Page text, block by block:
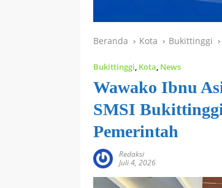
Beranda Kota Bukittinggi
Bukittinggi, Kota, News
Wawako Ibnu
SMSI
Pemerintah
Redaksi
Juli 4, 2026